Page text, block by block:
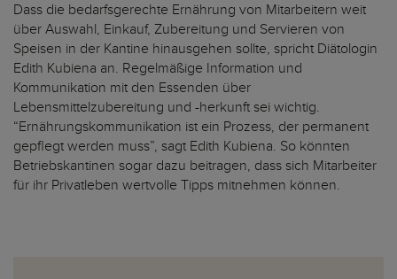
Dass die bedarfsgerechte Ernährung von Mitarbeitern weit
über Auswahl, Einkauf, Zubereitung und Servieren von
Speisen in der Kantine hinausgehen sollte, spricht Diätologin
Edith Kubiena an. Regelmäßige Information und
Kommunikation mit den Essenden über
Lebensmittelzubereitung und -herkunft sei wichtig.
“Ernährungskommunikation ist ein Prozess, der permanent
gepflegt werden muss”, sagt Edith Kubiena. So könnten
Betriebskantinen sogar dazu beitragen, dass sich Mitarbeiter
für ihr Privatleben wertvolle Tipps mitnehmen können.